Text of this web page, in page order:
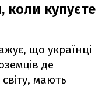
купуєте
що українці
де
мають